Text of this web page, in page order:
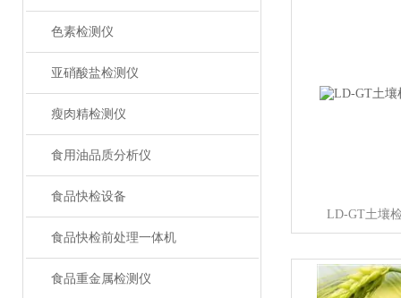
色素检测仪
亚硝酸盐检测仪
瘦肉精检测仪
食用油品质分析仪
食品快检设备
食品快检前处理一体机
食品重金属检测仪
LD-GT土壤